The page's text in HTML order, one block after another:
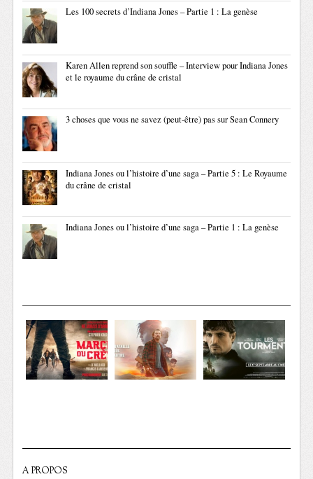
Les 100 secrets d’Indiana Jones – Partie 1 : La genèse
Karen Allen reprend son souffle – Interview pour Indiana Jones
et le royaume du crâne de cristal
3 choses que vous ne savez (peut-être) pas sur Sean Connery
Indiana Jones ou l’histoire d’une saga – Partie 5 : Le Royaume
du crâne de cristal
Indiana Jones ou l’histoire d’une saga – Partie 1 : La genèse
A PROPOS